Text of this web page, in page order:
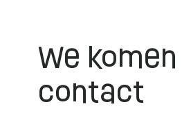
We
contact